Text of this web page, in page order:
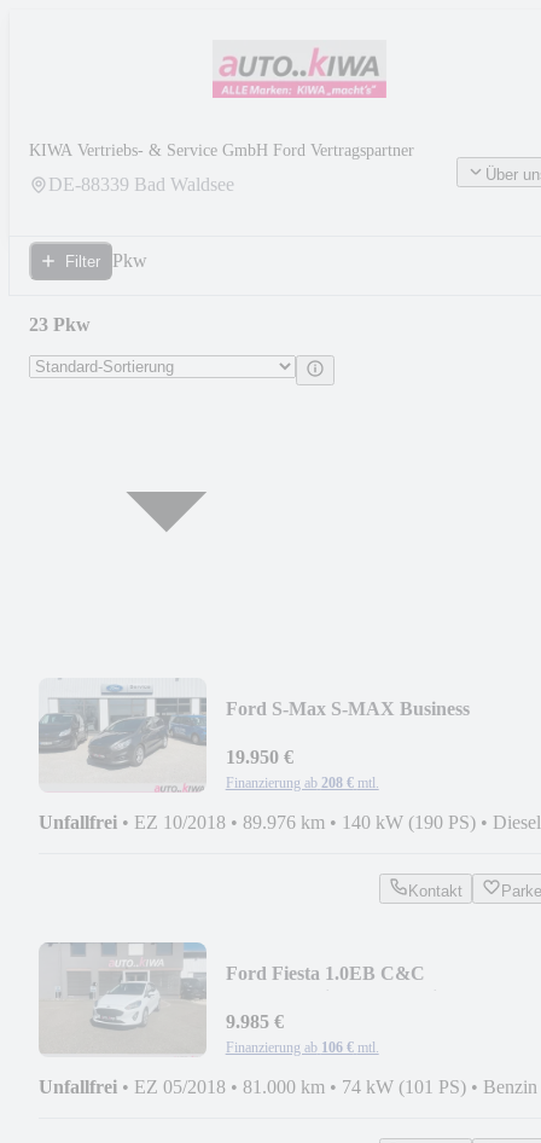
KIWA Vertriebs- & Service GmbH Ford Vertragspartner
DE-88339 Bad Waldsee Über
Filter Pkw
23 Pkw
Ford S-Max S-MAX Business
19.950 €
Finanzierung ab 208 € mtl.
Unfallfrei • EZ 10/2018 • 89.976 km • 140 kW (190 PS) • Diesel
Kontakt
Ford Fiesta 1.0EB C&C
9.985 €
Finanzierung ab 106 € mtl.
Unfallfrei • EZ 05/2018 • 81.000 km • 74 kW (101 PS) • Benzin